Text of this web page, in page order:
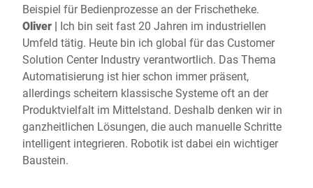
Beispiel für Bedienprozesse an der Frischetheke.
Oliver | Ich bin seit fast 20 Jahren im industriellen
Umfeld tätig. Heute bin ich global für das Customer
Solution Center Industry verantwortlich. Das Thema
Automatisierung ist hier schon immer präsent,
allerdings scheitern klassische Systeme oft an der
Produktvielfalt im Mittelstand. Deshalb denken wir in
ganzheitlichen Lösungen, die auch manuelle Schritte
intelligent integrieren. Robotik ist dabei ein wichtiger
Baustein.